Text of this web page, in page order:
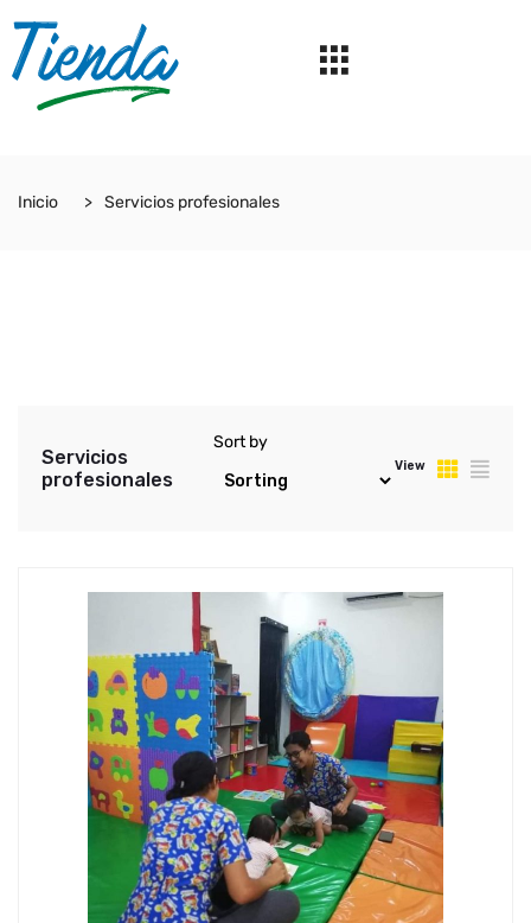
Inicio Servicios profesionales
Servicios
profesionales
Sort by
View